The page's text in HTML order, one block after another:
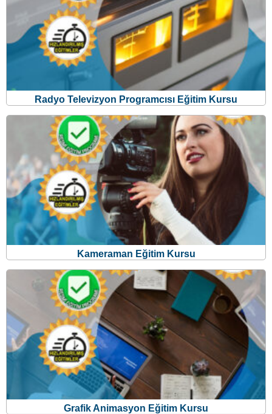
Radyo Televizyon Programcısı Eğitim Kursu
Kameraman Eğitim Kursu
Grafik Animasyon Eğitim Kursu